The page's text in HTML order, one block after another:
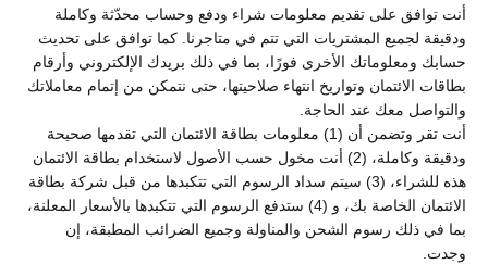
أنت توافق على تقديم معلومات شراء ودفع وحساب محدّثة وكاملة
ودقيقة لجميع المشتريات التي تتم في متاجرنا. كما توافق على تحديث
حسابك ومعلوماتك الأخرى فورًا، بما في ذلك بريدك الإلكتروني وأرقام
بطاقات الائتمان وتواريخ انتهاء صلاحيتها، حتى نتمكن من إتمام معاملاتك
والتواصل معك عند الحاجة.
أنت تقر وتضمن أن (1) معلومات بطاقة الائتمان التي تقدمها صحيحة
ودقيقة وكاملة، (2) أنت مخول حسب الأصول لاستخدام بطاقة الائتمان
هذه للشراء، (3) سيتم سداد الرسوم التي تتكبدها من قبل شركة بطاقة
الائتمان الخاصة بك، و (4) ستدفع الرسوم التي تتكبدها بالأسعار المعلنة،
بما في ذلك رسوم الشحن والمناولة وجميع الضرائب المطبقة، إن
وجدت.